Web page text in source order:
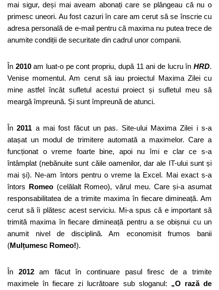
mai sigur, deși mai aveam abonați care se plângeau că nu o
primesc uneori. Au fost cazuri în care am cerut să se înscrie cu
adresa personală de e-mail pentru că maxima nu putea trece de
anumite condiții de securitate din cadrul unor companii.
În 2010am luat-o pe cont propriu, după 11 ani de lucru înHRD.
Venise momentul. Am cerut să iau proiectul Maxima Zilei cu
mine astfel încât sufletul acestui proiect și sufletul meu să
meargă împreună. Și sunt împreună de atunci.
În2011 a mai fost făcut un pas. Site-ului Maxima Zilei i s-a
atașat un modul de trimitere automată a maximelor. Care a
funcționat o vreme foarte bine, apoi nu îmi e clar ce s-a
întâmplat (nebănuite sunt căile oamenilor, dar ale IT-ului sunt și
mai și). Ne-am întors pentru o vreme la Excel. Mai exact s-a
întors Romeo(celălalt Romeo), vărul meu. Care și-a asumat
responsabilitatea de a trimite maxima în fiecare dimineață. Am
cerut să îi plătesc acest serviciu. Mi-a spus că e important să
trimită maxima în fiecare dimineață pentru a se obișnui cu un
anumit nivel de disciplină. Am economisit frumos banii
(Mulțumesc Romeo!).
În 2012am făcut în continuare pasul firesc de a trimite
maximele în fiecare zi lucrătoare sub sloganul: „O rază de